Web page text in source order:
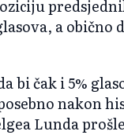
a
bi čak i 5%
nakon
Lunda